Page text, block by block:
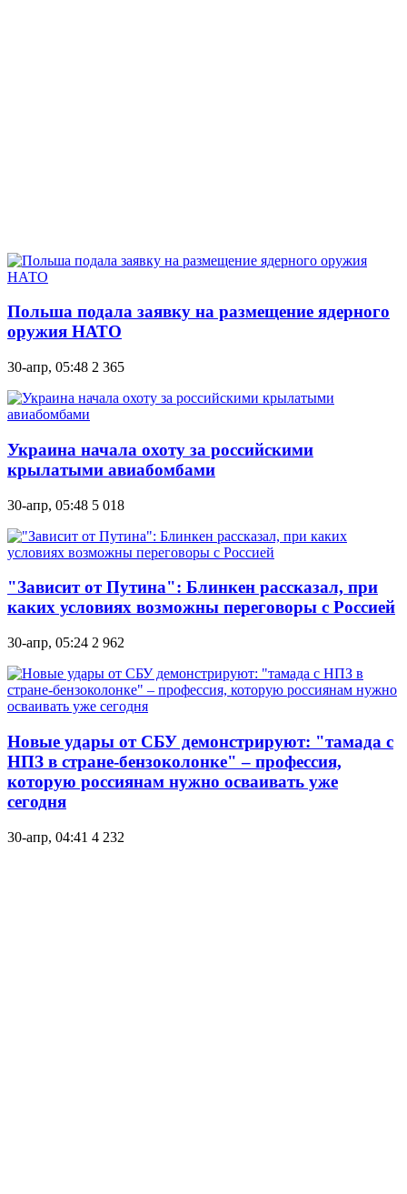
Польша подала заявку на размещение ядерного
оружия НАТО
30-апр, 05:48 2 365
Украина начала охоту за российскими
крылатыми авиабомбами
30-апр, 05:48 5 018
"Зависит от Путина": Блинкен рассказал, при
каких условиях возможны переговоры с Россией
30-апр, 05:24 2 962
Новые удары от СБУ демонстрируют: "тамада с
НПЗ в стране-бензоколонке" – профессия,
которую россиянам нужно осваивать уже
сегодня
30-апр, 04:41 4 232